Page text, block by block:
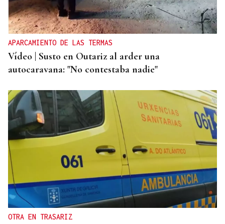
Más de 200 guardias civiles darán seguridad en el
eclipse a la provincia de Ourense
APARCAMIENTO DE LAS TERMAS
Vídeo | Susto en Outariz al arder una
autocaravana: "No contestaba nadie"
OTRA EN TRASARIZ